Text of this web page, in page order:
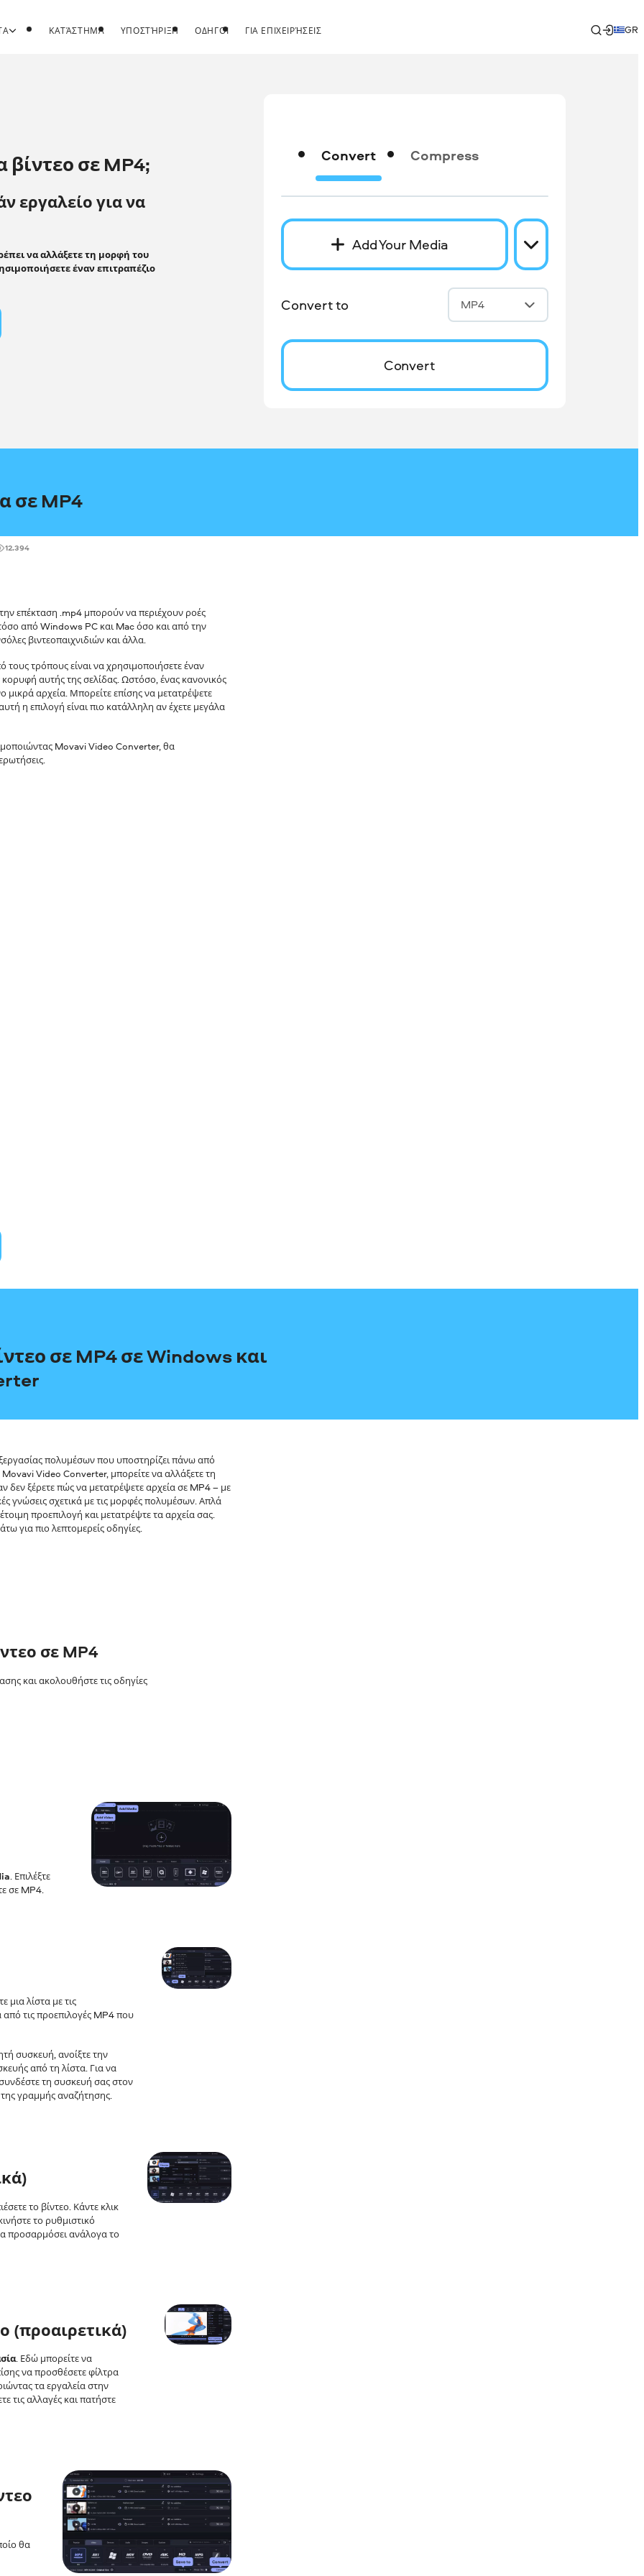
ΚΑΤΆΣΤΗΜΑ ΥΠΟΣΤΉΡΙΞΗ ΟΔΗΓΟΊ ΓΙΑ ΕΠΙΧΕΙΡΉΣΕΙΣ GR
βίντεο σε MP4;
εργαλείο για να
να αλλάξετε τη μορφή του
έναν επιτραπέζιο
Convert Compress
Add Your Media
Convert to MP4
Convert
σε MP4
12.394
επέκταση .mp4 μπορούν να περιέχουν ροές
από Windows PC και Mac όσο και από την
βιντεοπαιχνιδιών και άλλα.
τρόπους είναι να χρησιμοποιήσετε έναν
αυτής της σελίδας. Ωστόσο, ένας κανονικός
αρχεία. Μπορείτε επίσης να μετατρέψετε
η επιλογή είναι πιο κατάλληλη αν έχετε μεγάλα
Movavi Video Converter, θα
σε MP4 σε Windows και
πολυμέσων που υποστηρίζει πάνω από
Video Converter, μπορείτε να αλλάξετε τη
δεν ξέρετε πώς να μετατρέψετε αρχεία σε MP4 – με
γνώσεις σχετικά με τις μορφές πολυμέσων. Απλά
προεπιλογή και μετατρέψτε τα αρχεία σας.
για πιο λεπτομερείς οδηγίες.
σε MP4
και ακολουθήστε τις οδηγίες
. Επιλέξτε
σε MP4.
λίστα με τις
από τις προεπιλογές MP4 που
συσκευή, ανοίξτε την
από τη λίστα. Για να
τη συσκευή σας στον
της γραμμής αναζήτησης.
το βίντεο. Κάντε κλικ
το ρυθμιστικό
προσαρμόσει ανάλογα το
(προαιρετικά)
. Εδώ μπορείτε να
να προσθέσετε φίλτρα
τα εργαλεία στην
τις αλλαγές και πατήστε
θα